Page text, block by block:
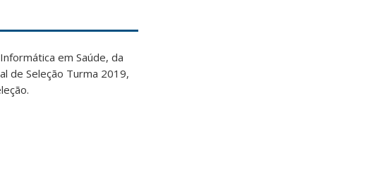
em Saúde, da
de Seleção Turma 2019,